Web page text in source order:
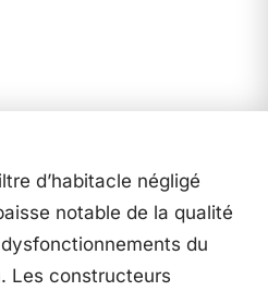
d’habitacle négligé
notable de la qualité
du
Les constructeurs